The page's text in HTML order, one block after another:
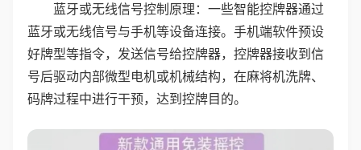
蓝牙或无线信号控制原理：一些智能控牌器通过
蓝牙或无线信号与手机等设备连接。手机端软件预设
好牌型等指令，发送信号给控牌器，控牌器接收到信
号后驱动内部微型电机或机械结构，在麻将机洗牌、
码牌过程中进行干预，达到控牌目的。